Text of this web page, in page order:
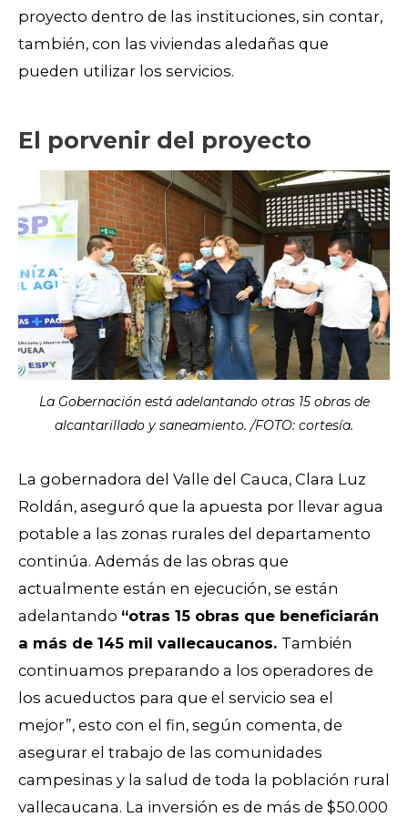
proyecto dentro de las instituciones, sin contar,
también, con las viviendas aledañas que
pueden utilizar los servicios.
El porvenir del proyecto
La Gobernación está adelantando otras 15 obras de
alcantarillado y saneamiento. /FOTO: cortesía.
La gobernadora del Valle del Cauca, Clara Luz
Roldán, aseguró que la apuesta por llevar agua
potable a las zonas rurales del departamento
continúa. Además de las obras que
actualmente están en ejecución, se están
adelantando “otras 15 obras que beneficiarán
a más de 145 mil vallecaucanos. También
continuamos preparando a los operadores de
los acueductos para que el servicio sea el
mejor”, esto con el fin, según comenta, de
asegurar el trabajo de las comunidades
campesinas y la salud de toda la población rural
vallecaucana. La inversión es de más de $50.000